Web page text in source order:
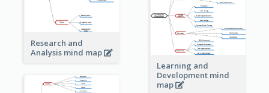
Research and
Analysis mind map
Learning and
Development mind
map